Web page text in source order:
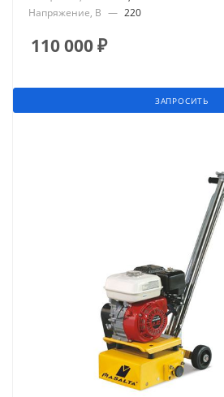
Напряжение, В — 220
110 000₽
ЗАПРОСИТЬ